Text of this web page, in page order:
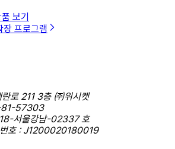
보기
장 프로그램
란로 211 3층 ㈜위시켓
81-57303
서울강남-02337 호
번호 : J1200020180019